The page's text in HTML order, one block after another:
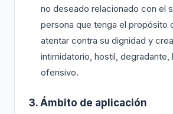
no deseado relacionado con el
persona que tenga el propósito
atentar contra su dignidad y
intimidatorio, hostil, degradante,
ofensivo.
3. Ámbito de aplicación